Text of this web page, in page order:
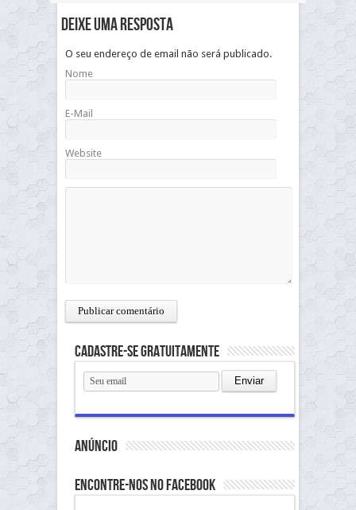
Deixe uma resposta
O seu endereço de email não será publicado.
Nome
E-Mail
Website
Cadastre-se gratuitamente
anúncio
Encontre-nos no Facebook